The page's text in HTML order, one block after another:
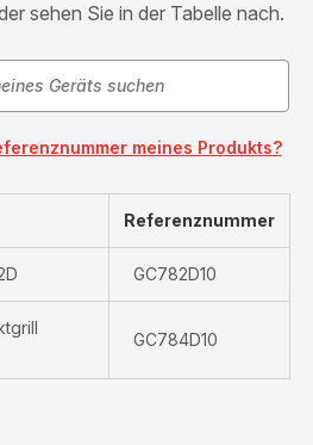
sehen Sie in der Tabelle nach.
meines Produkts?
Referenznummer
GC782D10
GC784D10